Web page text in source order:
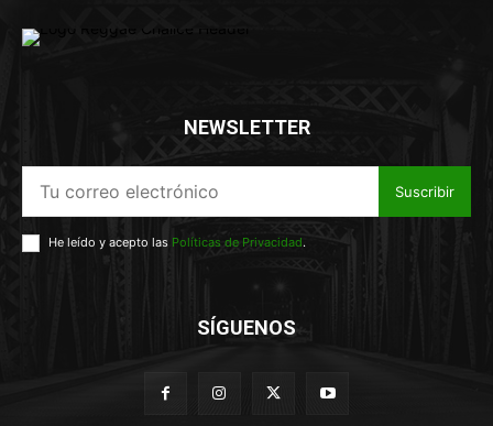
NEWSLETTER
Suscribir
He leído y acepto las Políticas de Privacidad.
SÍGUENOS